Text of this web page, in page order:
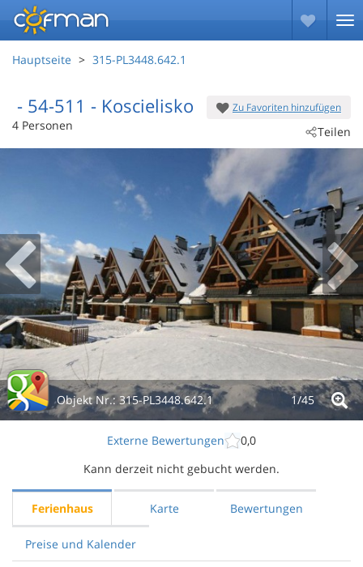
Hauptseite 315-PL3448.642.1
Zu Favoriten hinzufügen
Teilen
- 54-511 - Koscielisko
4 Personen
Objekt Nr.:315-PL3448.642.1 1/45
Externe Bewertungen
0,0
Kann derzeit nicht gebucht werden.
Ferienhaus Karte Bewertungen
Preise und Kalender